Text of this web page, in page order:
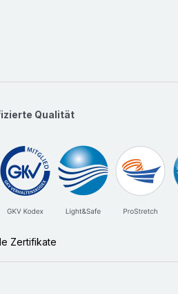
Qualität
Zertifikate